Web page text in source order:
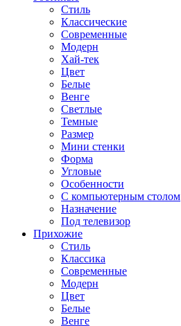
Стиль
Классические
Современные
Модерн
Хай-тек
Цвет
Белые
Венге
Светлые
Темные
Размер
Мини стенки
Форма
Угловые
Особенности
С компьютерным столом
Назначение
Под телевизор
Прихожие
Стиль
Классика
Современные
Модерн
Цвет
Белые
Венге